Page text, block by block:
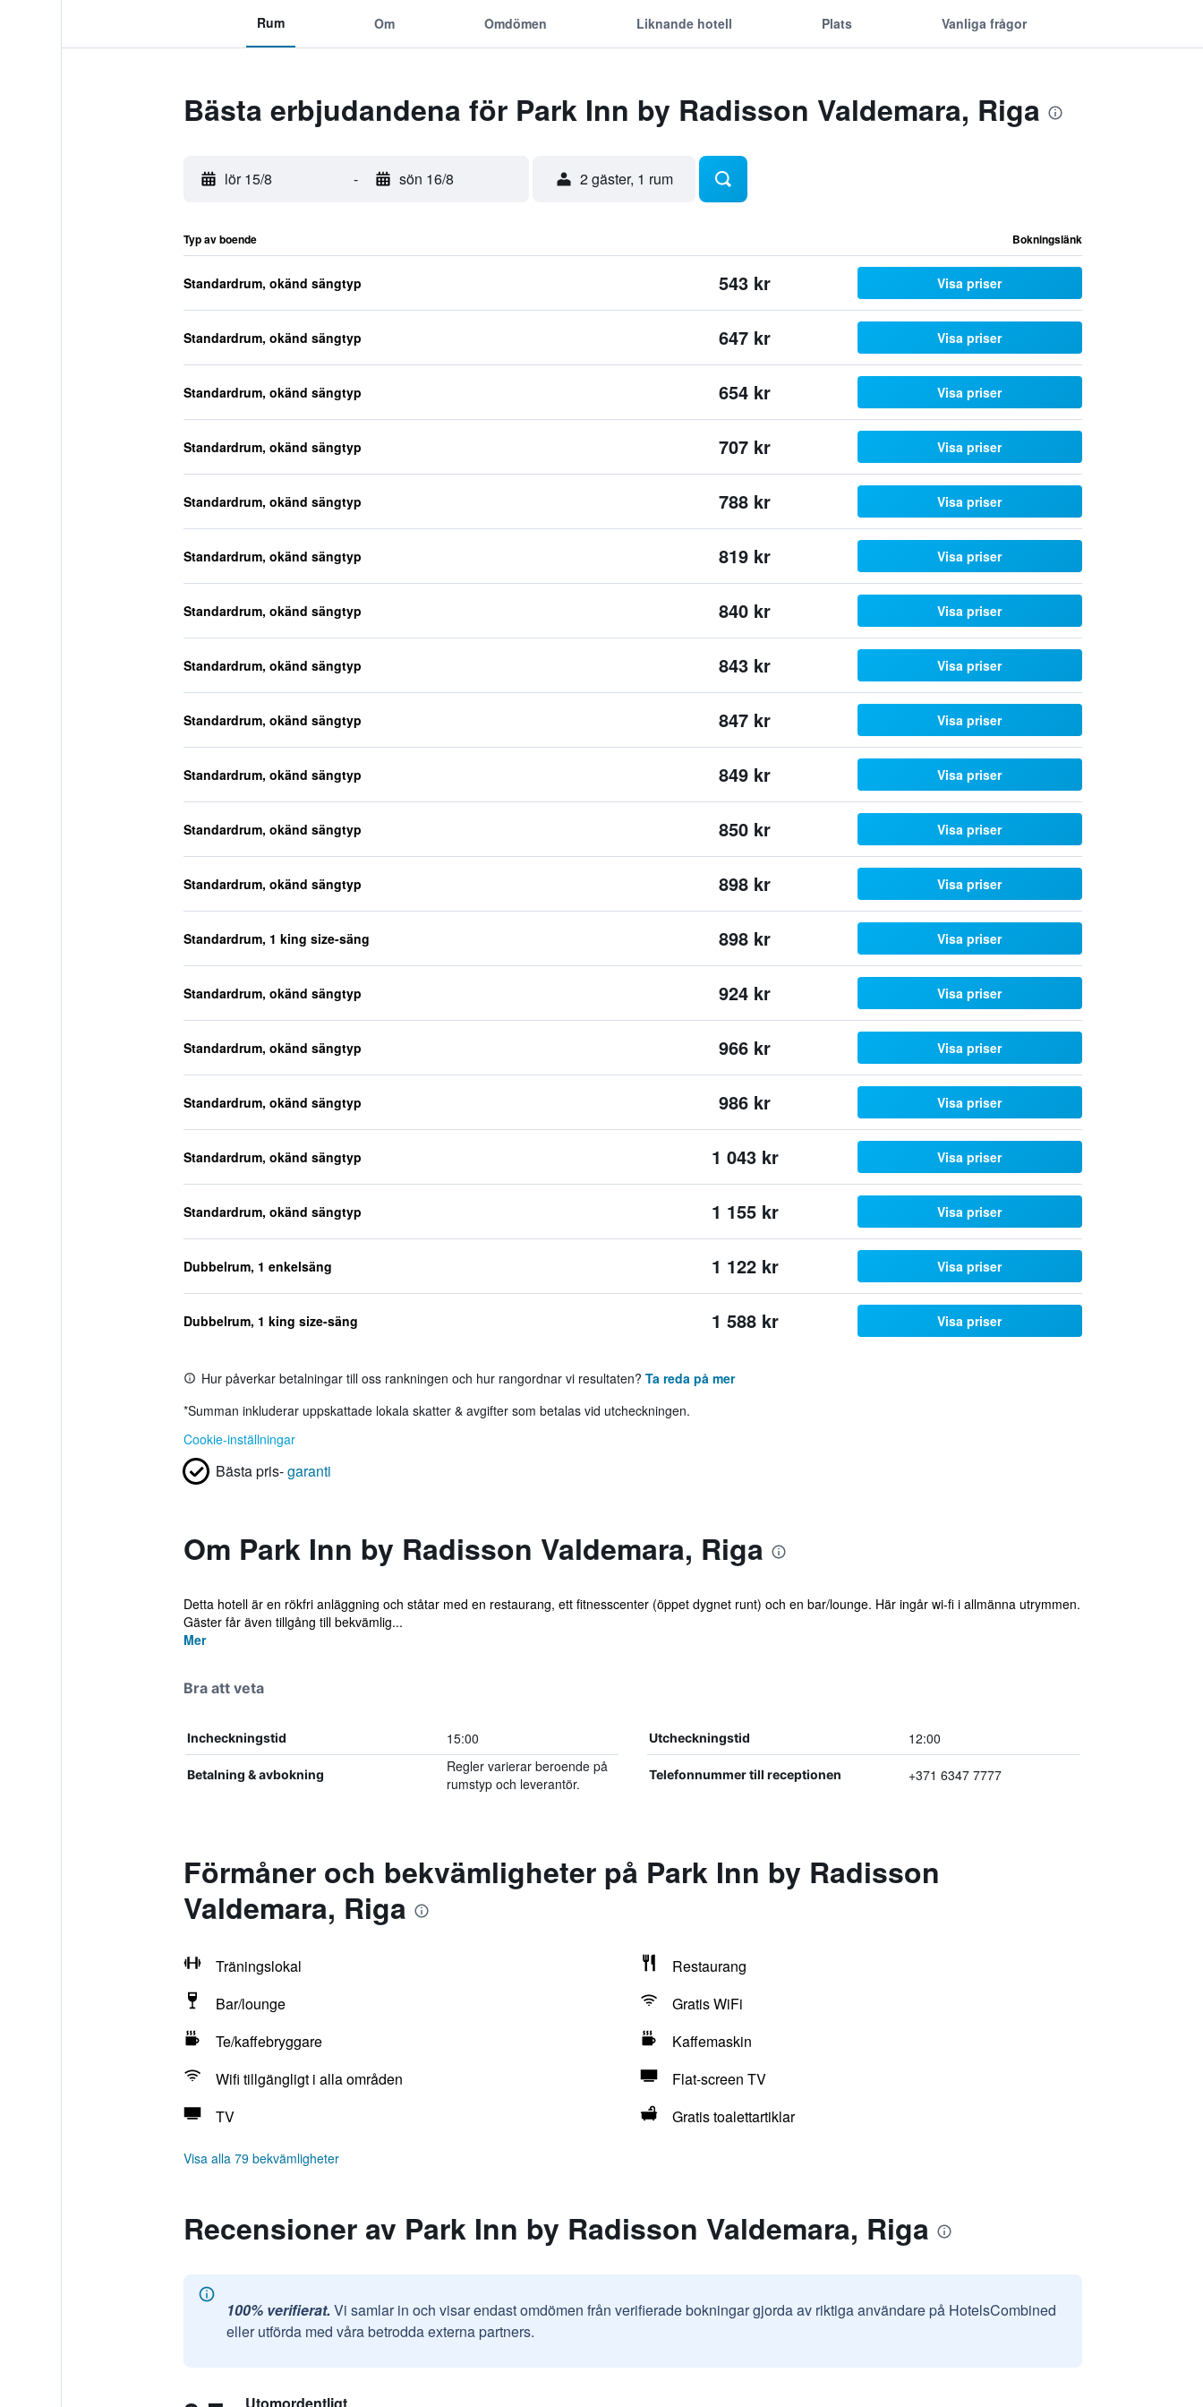
Rum Om Omdömen Liknande hotell Plats Vanliga frågor
Bästa erbjudandena för Park Inn by Radisson Valdemara, Riga
lör 15/8 - sön 16/8 2 gäster, 1 rum
Typ av boende Bokningslänk
Standardrum, okänd sängtyp 543 kr Visa priser
Standardrum, okänd sängtyp 647 kr Visa priser
Standardrum, okänd sängtyp 654 kr Visa priser
Standardrum, okänd sängtyp 707 kr Visa priser
Standardrum, okänd sängtyp 788 kr Visa priser
Standardrum, okänd sängtyp 819 kr Visa priser
Standardrum, okänd sängtyp 840 kr Visa priser
Standardrum, okänd sängtyp 843 kr Visa priser
Standardrum, okänd sängtyp 847 kr Visa priser
Standardrum, okänd sängtyp 849 kr Visa priser
Standardrum, okänd sängtyp 850 kr Visa priser
Standardrum, okänd sängtyp 898 kr Visa priser
Standardrum, 1 king size-säng 898 kr Visa priser
Standardrum, okänd sängtyp 924 kr Visa priser
Standardrum, okänd sängtyp 966 kr Visa priser
Standardrum, okänd sängtyp 986 kr Visa priser
Standardrum, okänd sängtyp 1 043 kr Visa priser
Standardrum, okänd sängtyp 1 155 kr Visa priser
Dubbelrum, 1 enkelsäng 1 122 kr Visa priser
Dubbelrum, 1 king size-säng 1 588 kr Visa priser
Hur påverkar betalningar till oss rankningen och hur rangordnar vi resultaten? Ta reda på mer
*Summan inkluderar uppskattade lokala skatter & avgifter som betalas vid utcheckningen.
Cookie-inställningar
Bästa pris-garanti
Om Park Inn by Radisson Valdemara, Riga
Detta hotell är en rökfri anläggning och ståtar med en restaurang, ett fitnesscenter (öppet dygnet runt) och en bar/lounge. Här ingår wi-fi i allmänna utrymmen.
Gäster får även tillgång till bekvämlig...
Mer
Bra att veta
Incheckningstid 15:00 Utcheckningstid 12:00
Betalning & avbokning
Regler varierar beroende på
rumstyp och leverantör.
Telefonnummer till receptionen +371 6347 7777
Förmåner och bekvämligheter på Park Inn by Radisson
Valdemara, Riga
Träningslokal
Restaurang
Bar/lounge
Gratis WiFi
Te/kaffebryggare
Kaffemaskin
Wifi tillgängligt i alla områden
Flat-screen TV
TV
Gratis toalettartiklar
Visa alla 79 bekvämligheter
Recensioner av Park Inn by Radisson Valdemara, Riga
100% verifierat. Vi samlar in och visar endast omdömen från verifierade bokningar gjorda av riktiga användare på HotelsCombined
eller utförda med våra betrodda externa partners.